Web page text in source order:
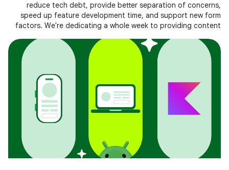
reduce tech debt, provide better separation of concerns,
speed up feature development time, and support new form
factors. We're dedicating a whole week to providing content